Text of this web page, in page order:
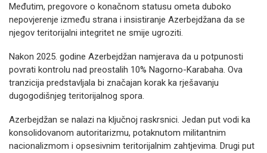
Međutim, pregovore o konačnom statusu ometa duboko
nepovjerenje između strana i insistiranje Azerbejdžana da se
njegov teritorijalni integritet ne smije ugroziti.
Nakon 2025. godine Azerbejdžan namjerava da u potpunosti
povrati kontrolu nad preostalih 10% Nagorno-Karabaha. Ova
tranzicija predstavljala bi značajan korak ka rješavanju
dugogodišnjeg teritorijalnog spora.
Azerbejdžan se nalazi na ključnoj raskrsnici. Jedan put vodi ka
konsolidovanom autoritarizmu, potaknutom militantnim
nacionalizmom i opsesivnim teritorijalnim zahtjevima. Drugi put